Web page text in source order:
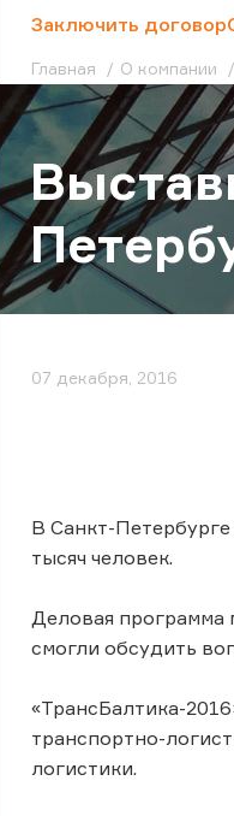
Заключить договор
Главная О компании
07 декабря, 2016
В Санкт-
тысяч человек.
Деловая программа
смогли обсудить
«ТрансБалтика-
транспортно-
логистики.